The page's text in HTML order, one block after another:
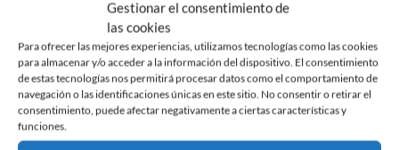
Gestionar el consentimiento de
las cookies
Para ofrecer las mejores experiencias, utilizamos tecnologías como las cookies
para almacenar y/o acceder a la información del dispositivo. El consentimiento
de estas tecnologías nos permitirá procesar datos como el comportamiento de
navegación o las identificaciones únicas en este sitio. No consentir o retirar el
consentimiento, puede afectar negativamente a ciertas características y
funciones.
para llevarse la victoria en un partido en el que los
locales mostraron muy buena actitud. Los goles
arlequinados fueron de Éric (2) y Marc.
Benjamín B, 4 – CD Montgat, 3:Goles arlequinados de
Ismael Zambrano (4).